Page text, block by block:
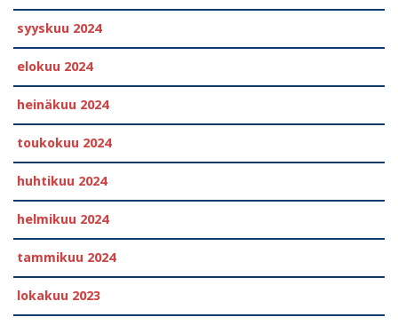
syyskuu 2024
elokuu 2024
heinäkuu 2024
toukokuu 2024
huhtikuu 2024
helmikuu 2024
tammikuu 2024
lokakuu 2023